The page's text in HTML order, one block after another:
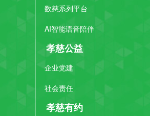
数慈系列平台
AI智能语音陪伴
孝慈公益
企业党建
社会责任
孝慈有约